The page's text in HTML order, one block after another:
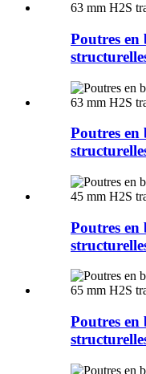
Poutres
Poutres
Poutres
Poutres